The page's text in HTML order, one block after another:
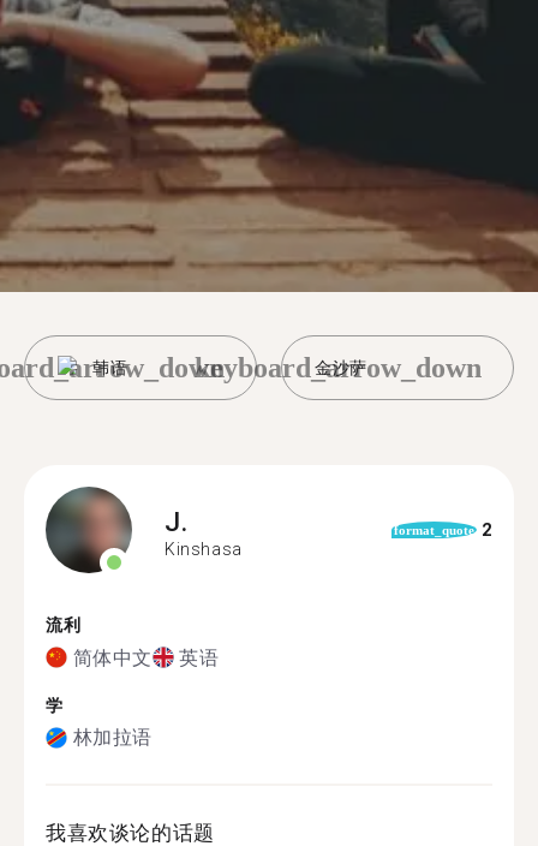
韩语 金沙萨
keyboard_arrow_down
J.
Kinshasa
format_quote 2
流利
简体中文 英语
学
林加拉语
我喜欢谈论的话题